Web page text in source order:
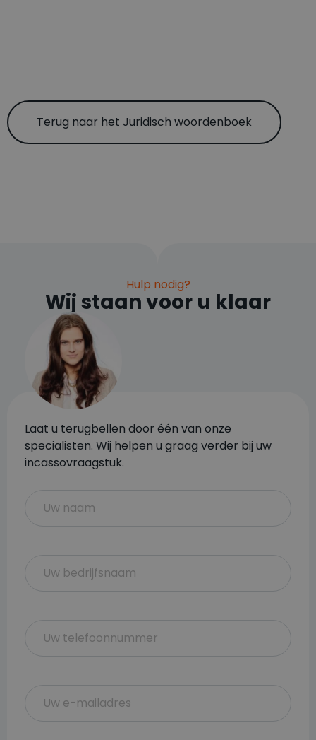
Terug naar het Juridisch woordenboek
Hulp nodig?
Wij staan voor u klaar
Laat u terugbellen door één van onze
specialisten. Wij helpen u graag verder bij uw
incassovraagstuk.